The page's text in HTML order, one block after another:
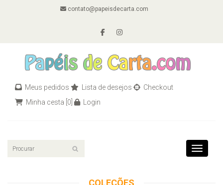
contato@papeisdecarta.com
Meus pedidos Lista de desejos
Checkout
Minha cesta [0] Login
Toggle
COLEÇÕES